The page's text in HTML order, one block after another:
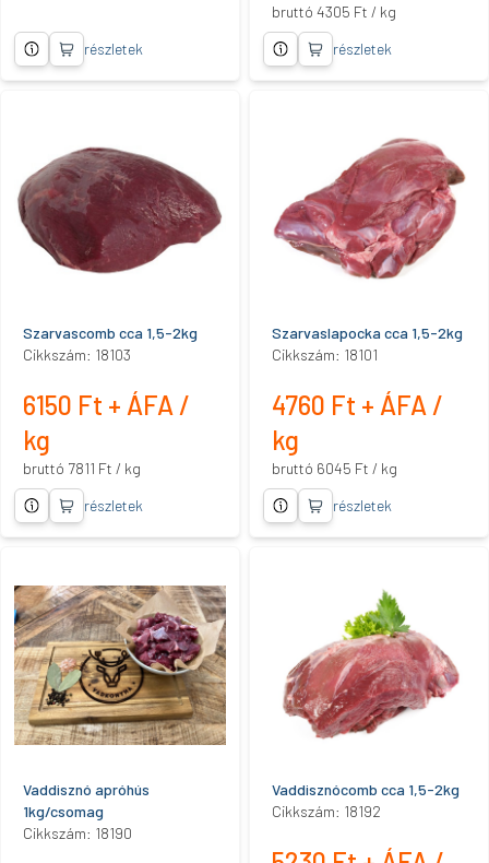
részletek
bruttó 4305 Ft / kg
részletek
Szarvascomb cca 1,5-2kg
Cikkszám: 18103
6150 Ft + ÁFA /
kg
bruttó 7811 Ft / kg
részletek
Szarvaslapocka cca 1,5-2kg
Cikkszám: 18101
4760 Ft + ÁFA /
kg
bruttó 6045 Ft / kg
részletek
Vaddisznó apróhús
1kg/csomag
Cikkszám: 18190
Vaddisznócomb cca 1,5-2kg
Cikkszám: 18192